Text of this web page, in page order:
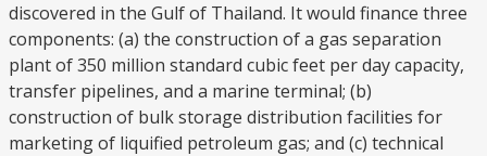
discovered in the Gulf of Thailand. It would finance three
components: (a) the construction of a gas separation
plant of 350 million standard cubic feet per day capacity,
transfer pipelines, and a marine terminal; (b)
construction of bulk storage distribution facilities for
marketing of liquified petroleum gas; and (c) technical